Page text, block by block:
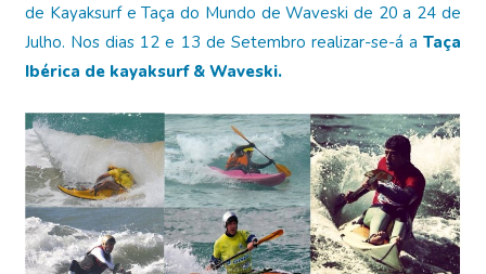
de Kayaksurf e Taça do Mundo de Waveski de 20 a 24 de
Julho. Nos dias 12 e 13 de Setembro realizar-se-á a Taça
Ibérica de kayaksurf & Waveski.